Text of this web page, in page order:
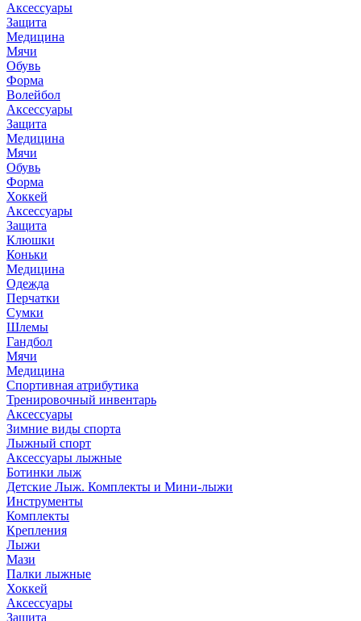
Аксессуары
Защита
Медицина
Мячи
Обувь
Форма
Волейбол
Аксессуары
Защита
Медицина
Мячи
Обувь
Форма
Хоккей
Аксессуары
Защита
Клюшки
Коньки
Медицина
Одежда
Перчатки
Сумки
Шлемы
Гандбол
Мячи
Медицина
Спортивная атрибутика
Тренировочный инвентарь
Аксессуары
Зимние виды спорта
Лыжный спорт
Аксессуары лыжные
Ботинки лыж
Детские Лыж. Комплекты и Мини-лыжи
Инструменты
Комплекты
Крепления
Лыжи
Мази
Палки лыжные
Хоккей
Аксессуары
Защита